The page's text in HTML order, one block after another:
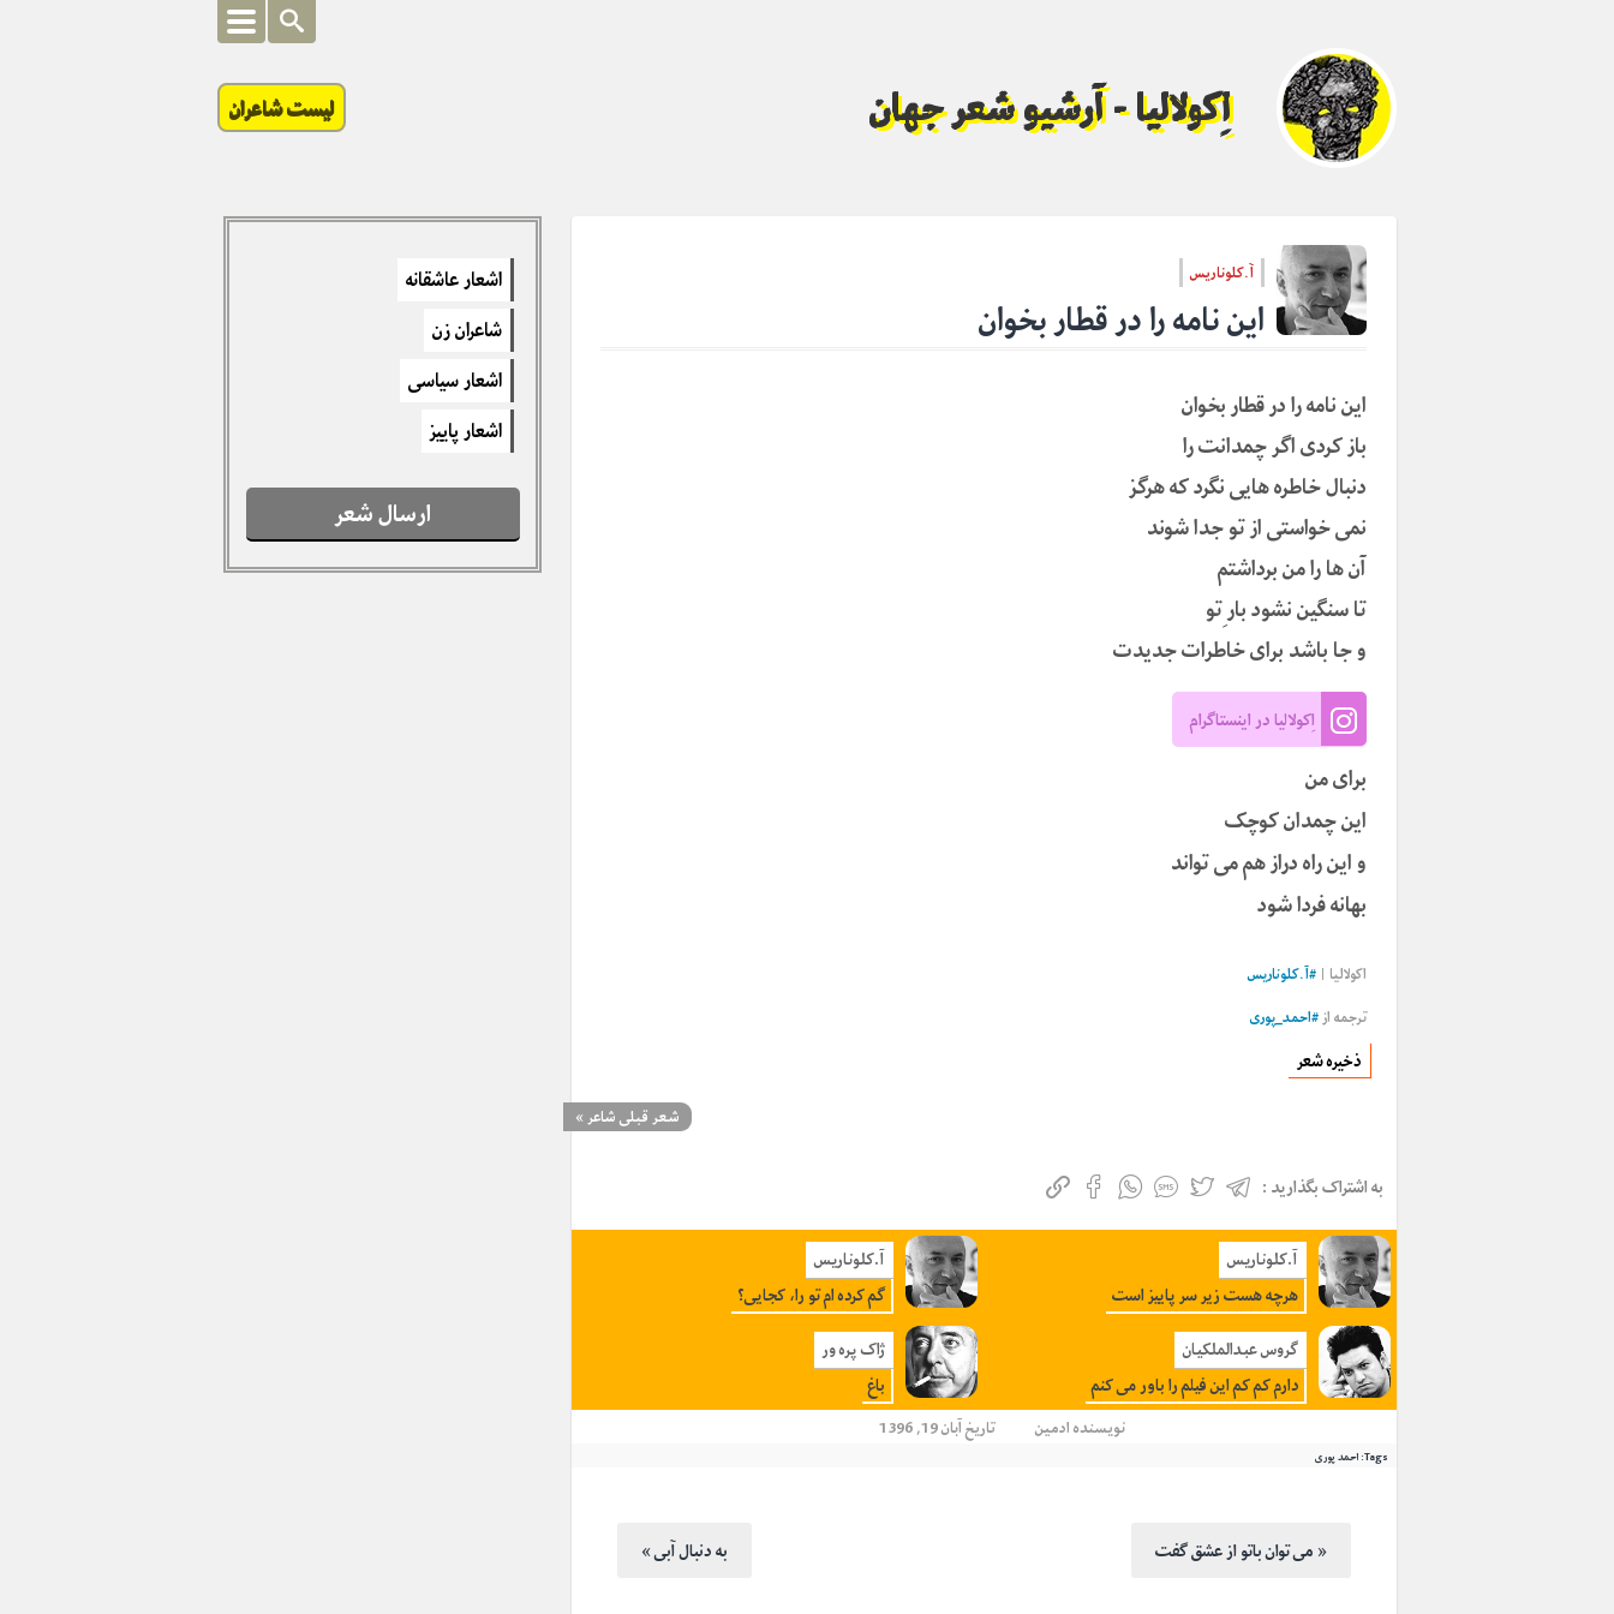
اِکولالیا - آرشیو شعر جهان لیست شاعران
آ.کلوناريس
این نامه را در قطار بخوان
این نامه را در قطار بخوان
باز کردی اگر چمدانت را
دنبال خاطره هایی نگرد که هرگز
نمی خواستی از تو جدا شوند
آن ها را من برداشتم
تا سنگین نشود بار ِتو
و جا باشد برای خاطرات جدیدت
اِکولالیا در اینستاگرام
برای من
این چمدان کوچک
و این راه دراز هم می تواند
بهانه فردا شود
اکولالیا | #آ.کلوناریس
ترجمه از#احمد_پوری
ذخیره شعر
شعر قبلی شاعر»
به اشتراک بگذارید :
آ.کلوناريس
هرچه هست زیر سر پاییز است
آ.کلوناريس
گم کرده ام تو را، کجایی؟
گروس عبدالملکیان
دارم کم کم این فیلم را باور می کنم
ژاک پره‌ ور
باغ
نویسندهادمین تاریخ آبان 19, 1396
Tags: احمد پوری
می توان باتو از عشق گفت » « به دنبال آبی
اشعار عاشقانه
شاعران زن
اشعار سیاسی
اشعار پاییز
ارسال شعر